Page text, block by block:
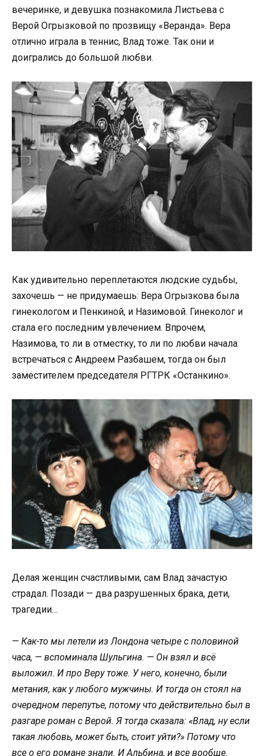
вечеринке, и девушка познакомила Листьева с
Верой Огрызковой по прозвищу «Веранда». Вера
отлично играла в теннис, Влад тоже. Так они и
доигрались до большой любви.
Как удивительно переплетаются людские судьбы,
захочешь — не придумаешь: Вера Огрызкова была
гинекологом и Пенкиной, и Назимовой. Гинеколог и
стала его последним увлечением. Впрочем,
Назимова, то ли в отместку, то ли по любви начала
встречаться с Андреем Разбашем, тогда он был
заместителем председателя РГТРК «Останкино».
Делая женщин счастливыми, сам Влад зачастую
страдал. Позади — два разрушенных брака, дети,
трагедии…
— Как-то мы летели из Лондона четыре с половиной
часа, — вспоминала Шульгина. — Он взял и всё
выложил. И про Веру тоже. У него, конечно, были
метания, как у любого мужчины. И тогда он стоял на
очередном перепутье, потому что действительно был в
разгаре роман с Верой. Я тогда сказала: «Влад, ну если
такая любовь, может быть, стоит уйти?» Потому что
все о его романе знали. И Альбина, и все вообще.